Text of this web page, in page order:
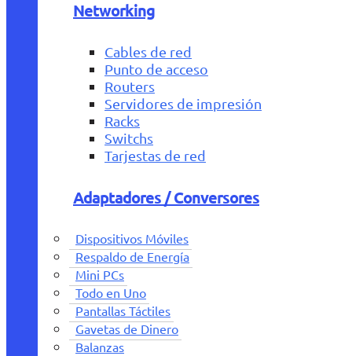
Networking
Cables de red
Punto de acceso
Routers
Servidores de impresión
Racks
Switchs
Tarjestas de red
Adaptadores / Conversores
Dispositivos Móviles
Respaldo de Energía
Mini PCs
Todo en Uno
Pantallas Táctiles
Gavetas de Dinero
Balanzas